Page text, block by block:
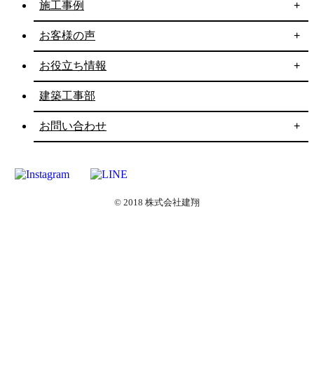
施工事例
お客様の声
お役立ち情報
建築工事部
お問い合わせ
© 2018 株式会社建翔